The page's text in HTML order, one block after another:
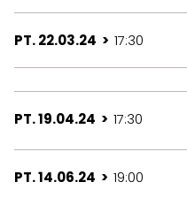
PT. 22.03.24 > 17:30
PT. 19.04.24 > 17:30
PT. 14.06.24 > 19:00